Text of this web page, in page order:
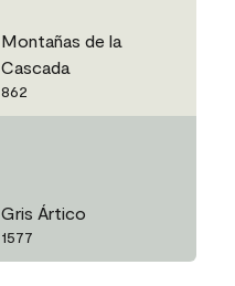
Montañas de la
Cascada
862
Gris Ártico
1577